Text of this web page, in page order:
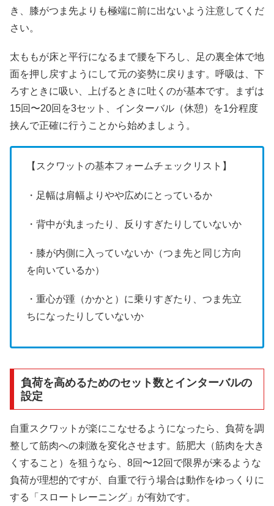
き、膝がつま先よりも極端に前に出ないよう注意してくだ
さい。
太ももが床と平行になるまで腰を下ろし、足の裏全体で地
面を押し戻すようにして元の姿勢に戻ります。呼吸は、下
ろすときに吸い、上げるときに吐くのが基本です。まずは
15回〜20回を3セット、インターバル（休憩）を1分程度
挟んで正確に行うことから始めましょう。
【スクワットの基本フォームチェックリスト】
・足幅は肩幅よりやや広めにとっているか
・背中が丸まったり、反りすぎたりしていないか
・膝が内側に入っていないか（つま先と同じ方向
を向いているか）
・重心が踵（かかと）に乗りすぎたり、つま先立
ちになったりしていないか
負荷を高めるためのセット数とインターバルの
設定
自重スクワットが楽にこなせるようになったら、負荷を調
整して筋肉への刺激を変化させます。筋肥大（筋肉を大き
くすること）を狙うなら、8回〜12回で限界が来るような
負荷が理想的ですが、自重で行う場合は動作をゆっくりに
する「スロートレーニング」が有効です。